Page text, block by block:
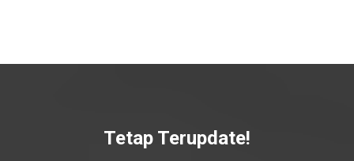
Tetap Terupdate!